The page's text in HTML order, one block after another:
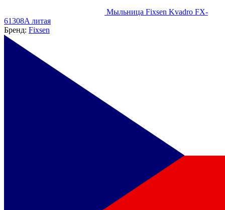
Мыльница Fixsen Kvadro FX-
61308A литая
Бренд: Fixsen